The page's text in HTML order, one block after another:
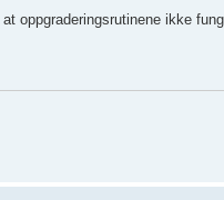
oppgraderingsrutinene ikke